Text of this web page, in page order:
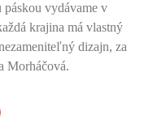
páskou vydávame v
krajina má vlastný
dizajn, za
Morháčová.